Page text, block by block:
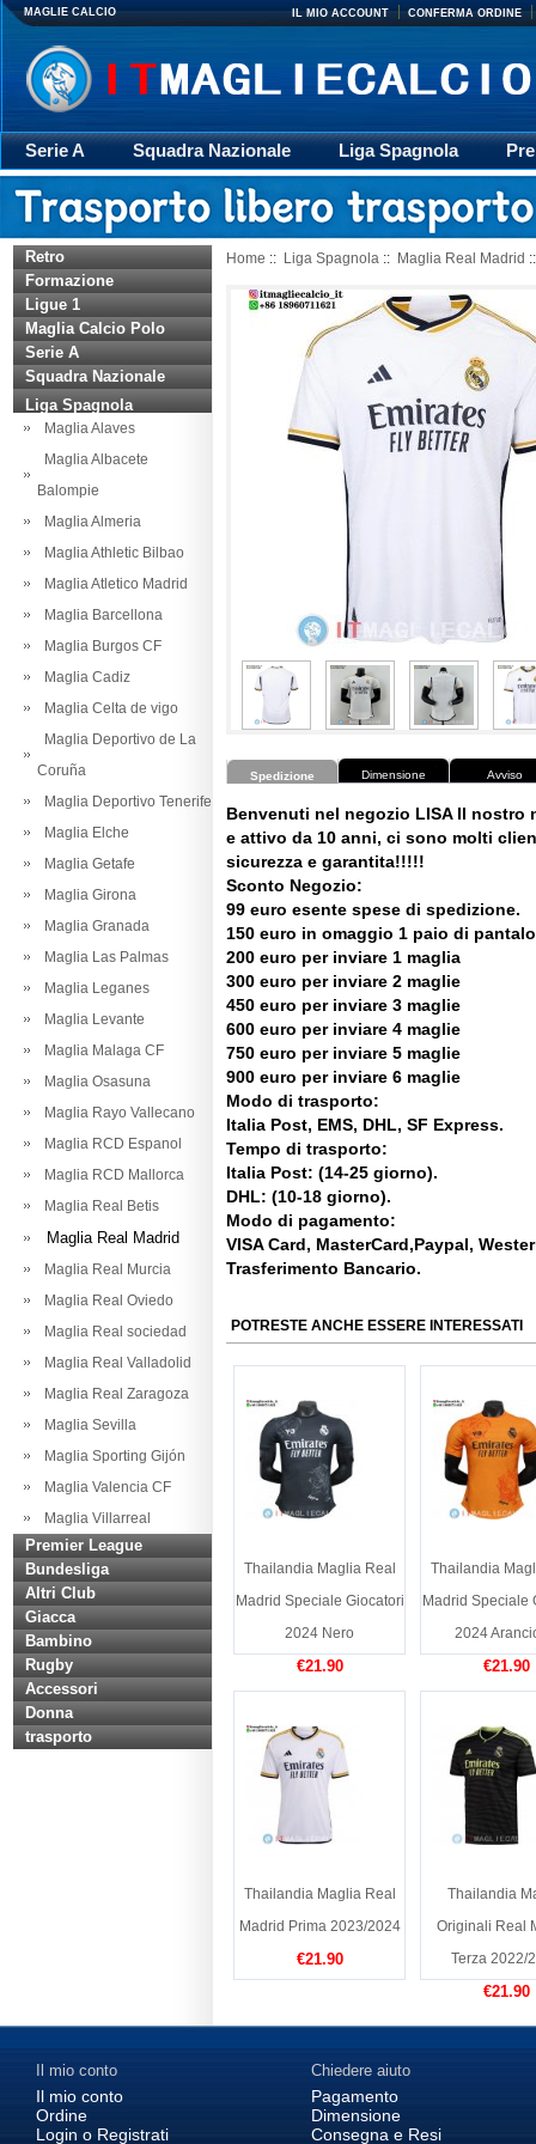
MAGLIE CALCIO IL MIO ACCOUNT CONFERMA ORDINE
Serie A Squadra Nazionale Liga Spagnola
Giacca
Rugby trasporto Retro
Retro
Formazione
Ligue 1
Maglia Calcio Polo
Serie A
Squadra Nazionale
Liga Spagnola
Maglia Alaves
Maglia Albacete
Balompie
Maglia Almeria
Maglia Athletic Bilbao
Maglia Atletico Madrid
Maglia Barcellona
Maglia Burgos CF
Maglia Cadiz
Maglia Celta de vigo
Maglia Deportivo de La
Coruña
Maglia Deportivo Tenerife
Maglia Elche
Maglia Getafe
Maglia Girona
Maglia Granada
Maglia Las Palmas
Maglia Leganes
Maglia Levante
Maglia Malaga CF
Maglia Osasuna
Maglia Rayo Vallecano
Maglia RCD Espanol
Maglia RCD Mallorca
Maglia Real Betis
Maglia Real Madrid
Maglia Real Murcia
Maglia Real Oviedo
Maglia Real sociedad
Maglia Real Valladolid
Maglia Real Zaragoza
Maglia Sevilla
Maglia Sporting Gijón
Maglia Valencia CF
Maglia Villarreal
Premier League
Bundesliga
Altri Club
Giacca
Bambino
Rugby
Accessori
Donna
trasporto
Home :: Liga Spagnola :: Maglia Real Madrid
Spedizione Dimensione Avviso
Benvenuti nel negozio LISA Il nostro
e attivo da 10 anni, ci sono molti
sicurezza e garantita!!!!!
Sconto Negozio:
99 euro esente spese di spedizione.
150 euro in omaggio 1 paio di
200 euro per inviare 1 maglia
300 euro per inviare 2 maglie
450 euro per inviare 3 maglie
600 euro per inviare 4 maglie
750 euro per inviare 5 maglie
900 euro per inviare 6 maglie
Modo di trasporto:
Italia Post, EMS, DHL, SF Express.
Tempo di trasporto:
Italia Post: (14-25 giorno).
DHL: (10-18 giorno).
Modo di pagamento:
VISA Card, MasterCard,Paypal,
Trasferimento Bancario.
POTRESTE ANCHE ESSERE INTERESSATI
Thailandia Maglia Real
Madrid Speciale Giocatori
2024 Nero
€21.90
Thailandia
Madrid Speciale
2024
€21.90
Thailandia Maglia Real
Madrid Prima 2023/2024
€21.90
Thailandia
Originali Real
Terza 2022/
€21.90
Il mio conto
Il mio conto
Ordine
Login o Registrati
Chiedere aiuto
Pagamento
Dimensione
Consegna e Resi